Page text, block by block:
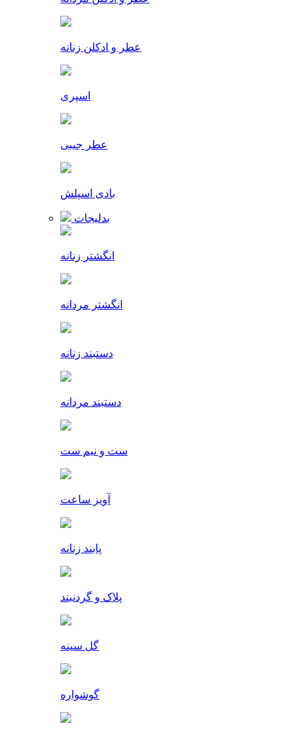
عطر و ادکلن زنانه
اسپری
عطر جیبی
بادی اسپلش
بدلیجات
انگشتر زنانه
انگشتر مردانه
دستبند زنانه
دستبند مردانه
ست و نیم ست
آویز ساعت
پابند زنانه
پلاک و گردنبند
گل سینه
گوشواره